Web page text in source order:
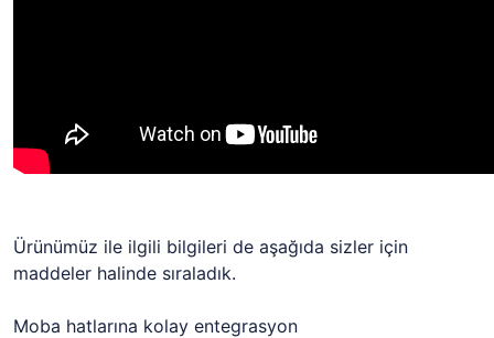
Ürünümüz ile ilgili bilgileri de aşağıda sizler için
maddeler halinde sıraladık.
Moba hatlarına kolay entegrasyon